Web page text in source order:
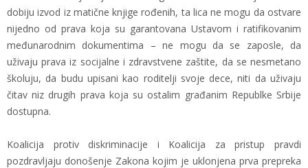
dobiju izvod iz matične knjige rođenih, ta lica ne mogu da ostvare
nijedno od prava koja su garantovana Ustavom i ratifikovanim
međunarodnim dokumentima – ne mogu da se zaposle, da
uživaju prava iz socijalne i zdravstvene zaštite, da se nesmetano
školuju, da budu upisani kao roditelji svoje dece, niti da uživaju
čitav niz drugih prava koja su ostalim građanim Republke Srbije
dostupna.
Koalicija protiv diskriminacije i Koalicija za pristup pravdi
pozdravljaju donošenje Zakona kojim je uklonjena prva prepreka